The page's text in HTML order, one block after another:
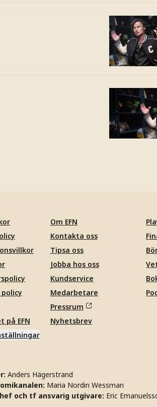
på EFN
Om EFN
Kontakta oss
Tipsa oss
Jobba hos oss
Kundservice
Medarbetare
Pressrum
Nyhetsbrev
Anders Hägerstrand
Maria Nordin Wessman
och tf ansvarig utgivare: Eric